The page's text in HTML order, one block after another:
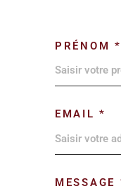
PRÉNOM *
EMAIL *
MESSAGE